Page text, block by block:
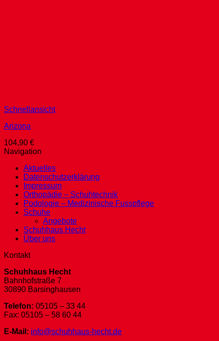
Schnellansicht
Arizona
104,90 €
Navigation
Aktuelles
Datenschutzerklärung
Impressum
Orthopädie – Schuhtechnik
Podologie – Medizinische Fusspflege
Schuhe
Angebote
Schuhhaus Hecht
Über uns
Kontakt
Schuhhaus Hecht
Bahnhofstraße 7
30890 Barsinghausen
Telefon: 05105 – 33 44
Fax: 05105 – 58 60 44
E-Mail: info@schuhhaus-hecht.de